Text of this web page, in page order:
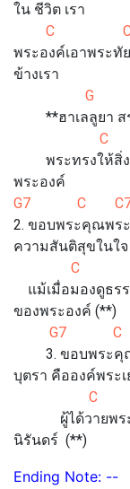
ใน ชีวิต เรา
C C7
พระองค์เอาพระทั
ข้างเรา
G C
**ฮาเลลูยา สร
C F
พระทรงให้สิ่ง
พระองค์
G7
2. ขอบพระคุณพระ
ความสันติสุขในใจ
C
แม้เมื่อมองดูธร
ของพระองค์ (**)
G7
3. ขอบพระคุณพ
บุตรา คือองค์พระเ
C C7
ผู้ได้วายพระช
นิรันดร์ (**)
Ending Note: --